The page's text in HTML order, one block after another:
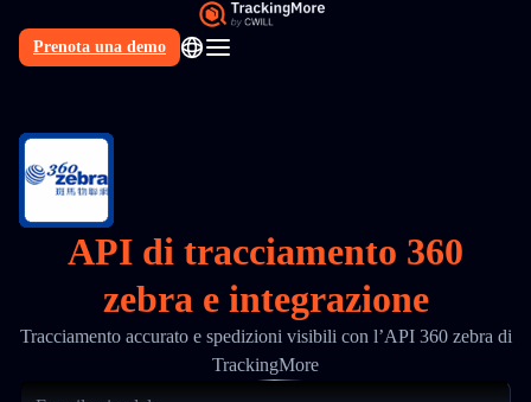
Prenota una demo
IT
API di tracciamento 360
zebra e integrazione
Tracciamento accurato e spedizioni visibili con l’API 360 zebra di
TrackingMore